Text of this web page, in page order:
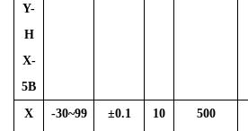
Y-
H
X-
5B
X
-30~99 ±0.1 10 500